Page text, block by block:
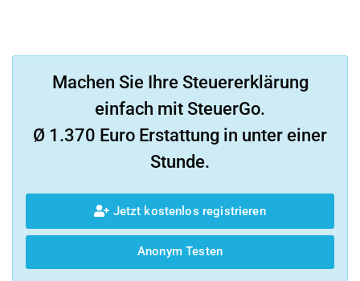
Machen Sie Ihre Steuererklärung
einfach mit SteuerGo.
Ø 1.370 Euro Erstattung in unter einer
Stunde.
Jetzt kostenlos registrieren
Anonym Testen